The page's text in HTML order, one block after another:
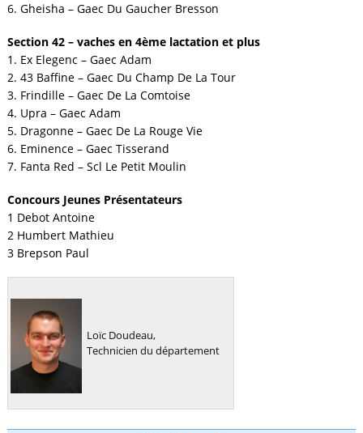
6. Gheisha – Gaec Du Gaucher Bresson
Section 42 – vaches en 4ème lactation et plus
1. Ex Elegenc – Gaec Adam
2. 43 Baffine – Gaec Du Champ De La Tour
3. Frindille – Gaec De La Comtoise
4. Upra – Gaec Adam
5. Dragonne – Gaec De La Rouge Vie
6. Eminence – Gaec Tisserand
7. Fanta Red – Scl Le Petit Moulin
Concours Jeunes Présentateurs
1 Debot Antoine
2 Humbert Mathieu
3 Brepson Paul
Loïc Doudeau,
Technicien du département